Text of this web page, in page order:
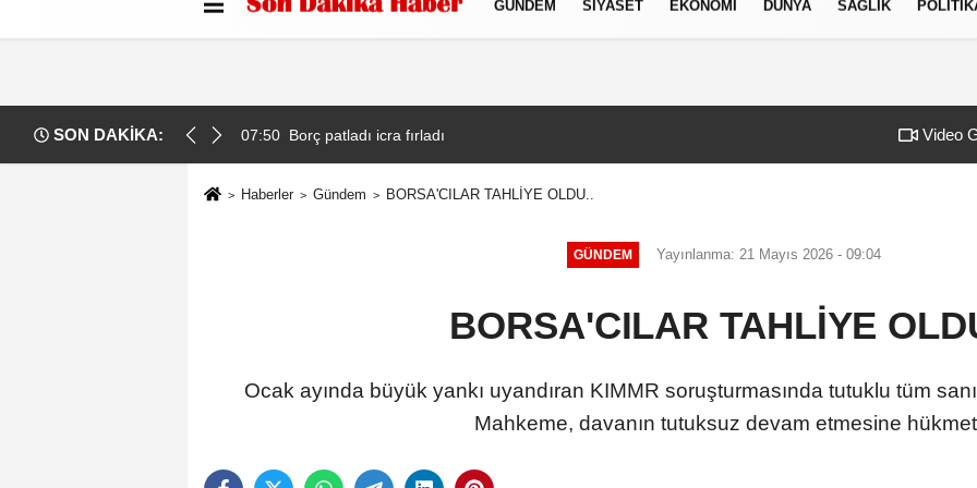
GÜNDEM SIYASET EKONOMI DÜNYA SAĞLIK
SON DAKİKA: 07:47 İzmir'de iş insanı Ahmet Kurtuluş cinayetinin kilit ismi S.K'nın yakalandığı Arjantin'den Türkiye'ye
CHP MYK’da
Video
Haberler Gündem BORSA'CILAR TAHLİYE OLDU..
GÜNDEM Yayınlanma: 21 Mayıs 2026 - 09:04
BORSA'CILAR TAHLİYE
Ocak ayında büyük yankı uyandıran KIMMR soruşturmasında tutuklu tüm
Mahkeme, davanın tutuksuz devam etmesine